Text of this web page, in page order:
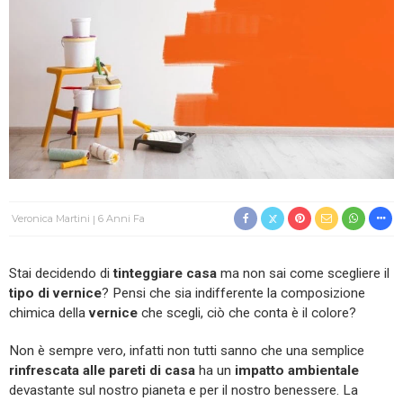
Veronica Martini 6 Anni Fa
Stai decidendo ditinteggiare casa ma non sai come scegliere il
tipo di vernice? Pensi che sia indifferente la composizione
chimica dellavernice che scegli, ciò che conta è il colore?
Non è sempre vero, infatti non tutti sanno che una semplice
rinfrescata alle pareti di casa ha un impatto ambientale
devastante sul nostro pianeta e per il nostro benessere. La